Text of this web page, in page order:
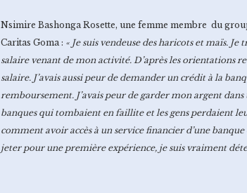
Nsimire Bashonga Rosette, une femme membre du
Caritas Goma : « Je suis vendeuse des haricots et maïs. Je
salaire venant de mon activité. D’après les orientations
salaire. J’avais aussi peur de demander un crédit à la
remboursement. J’avais peur de garder mon argent dans
banques qui tombaient en faillite et les gens perdaient
comment avoir accès à un service financier d’une
jeter pour une première expérience, je suis vraiment